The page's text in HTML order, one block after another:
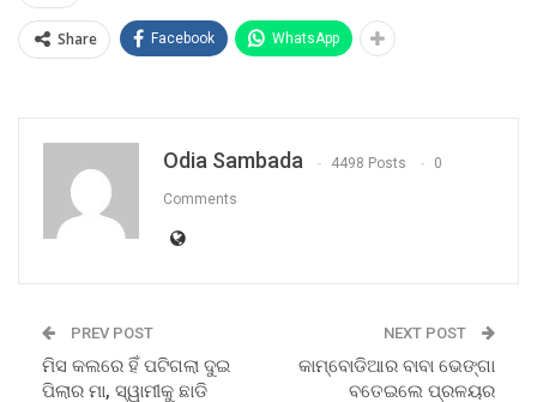
Share Facebook WhatsApp
Odia Sambada 4498 Posts 0
Comments
PREV POST
ମିସ କଲରେ ହିଁ ପଟିଗଲା ଦୁଇ
ପିଲାର ମା, ସ୍ୱାମୀକୁ ଛାଡି
NEXT POST
କାମ୍ବୋଡିଆର ବାବା ଭେଙ୍ଗା
ବତେଇଲେ ପ୍ରଳୟର